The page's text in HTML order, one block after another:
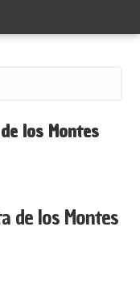
los Montes
de los Montes